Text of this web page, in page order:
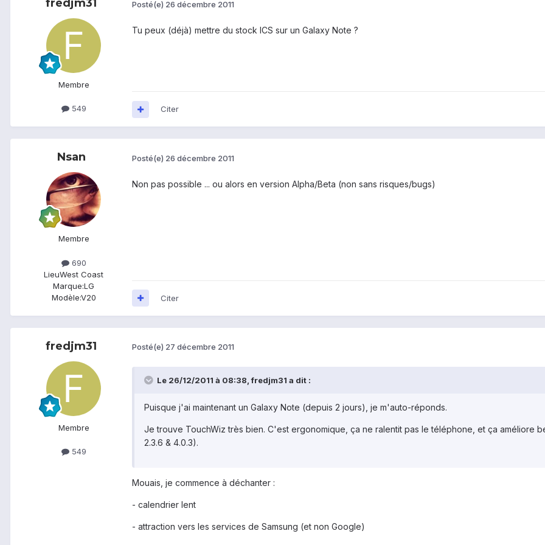
fredjm31
Membre
549
Posté(e) 26 décembre 2011
Tu peux (déjà) mettre du stock ICS sur un Galaxy Note ?
Citer
Nsan
Membre
690
LieuWest Coast
Marque:LG
Modèle:V20
Posté(e) 26 décembre 2011
Non pas possible ... ou alors en version Alpha/Beta (non sans risques/bugs)
Citer
fredjm31
Membre
549
Posté(e) 27 décembre 2011
Le 26/12/2011 à 08:38, fredjm31 a dit :
Puisque j'ai maintenant un Galaxy Note (depuis 2 jours), je m'auto-réponds.
Je trouve TouchWiz très bien. C'est ergonomique, ça ne ralentit pas le téléphone, et ça améliore
2.3.6 & 4.0.3).
Mouais, je commence à déchanter :
- calendrier lent
- attraction vers les services de Samsung (et non Google)